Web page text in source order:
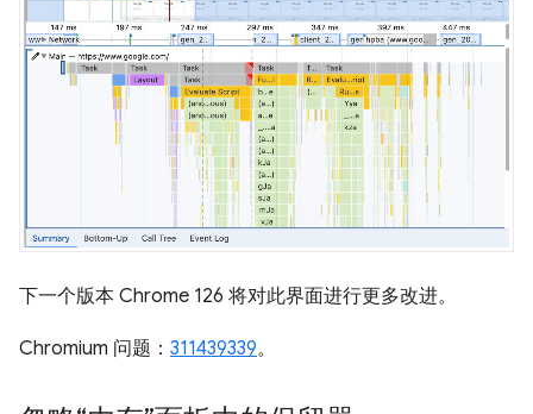
下一个版本 Chrome 126 将对此界面进行更多改进。
Chromium 问题： 311439339。